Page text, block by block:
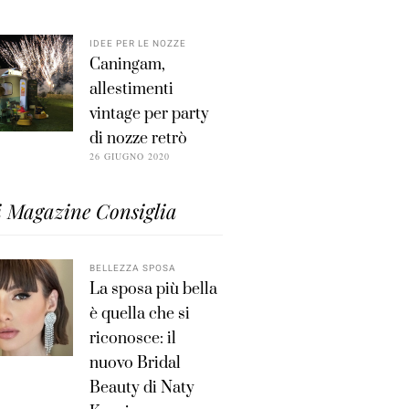
IDEE PER LE NOZZE
Caningam,
allestimenti
vintage per party
di nozze retrò
26 GIUGNO 2020
Magazine Consiglia
BELLEZZA SPOSA
La sposa più bella
è quella che si
riconosce: il
nuovo Bridal
Beauty di Naty